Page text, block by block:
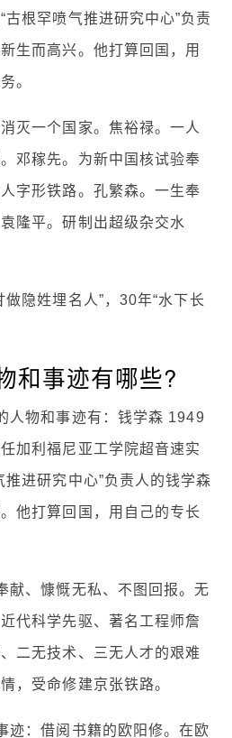
古根罕喷气推进研究中心”负责
生而高兴。他打算回国，用
。
灭一个国家。焦裕禄。一人
邓稼先。为新中国核试验奉
字形铁路。孔繁森。一生奉
隆平。研制出超级杂交水
隐姓埋名人”，30年“水下长
和事迹有哪些?
人物和事迹有：钱学森 1949
加利福尼亚工学院超音速实
推进研究中心”负责人的钱学森
他打算回国，用自己的专长
献、慷慨无私、不图回报。无
代科学先驱、著名工程师詹
二无技术、三无人才的艰难
，受命修建京张铁路。
迹：借阅书籍的欧阳修。在欧